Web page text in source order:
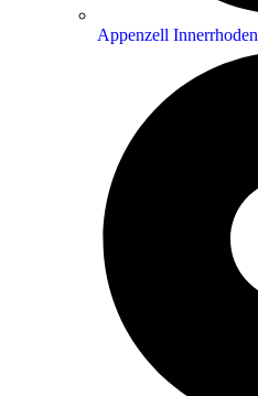
Appenzell Innerrhoden